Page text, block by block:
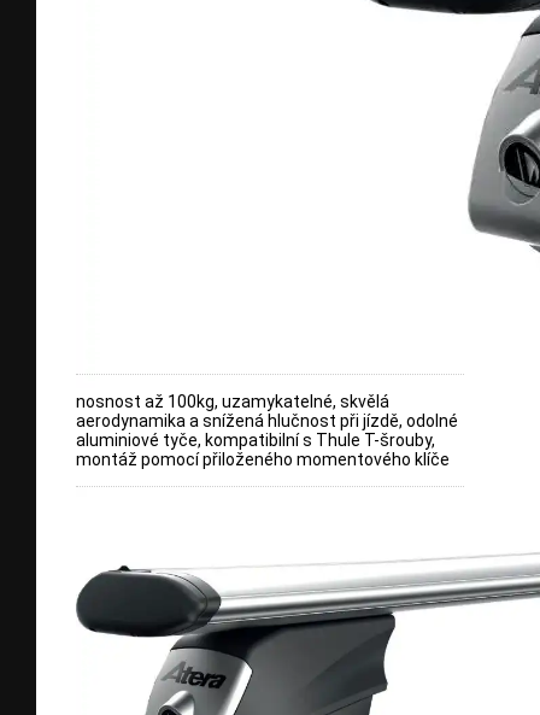
nosnost až 100kg, uzamykatelné, skvělá
aerodynamika a snížená hlučnost při jízdě, odolné
aluminiové tyče, kompatibilní s Thule T-šrouby,
montáž pomocí přiloženého momentového klíče